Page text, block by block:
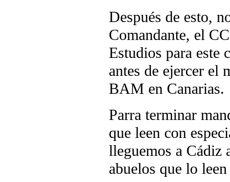
Después de esto,
Comandante, el
Estudios para este
antes de ejercer el
BAM en Canarias.
Parra terminar
que leen con
lleguemos a Cádiz
abuelos que lo